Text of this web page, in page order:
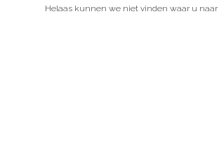
Helaas kunnen we niet vinden waar u naar